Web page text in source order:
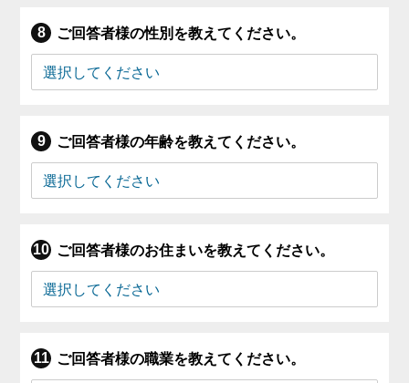
ご回答者様の性別を教えてください。
ご回答者様の年齢を教えてください。
ご回答者様のお住まいを教えてください。
ご回答者様の職業を教えてください。